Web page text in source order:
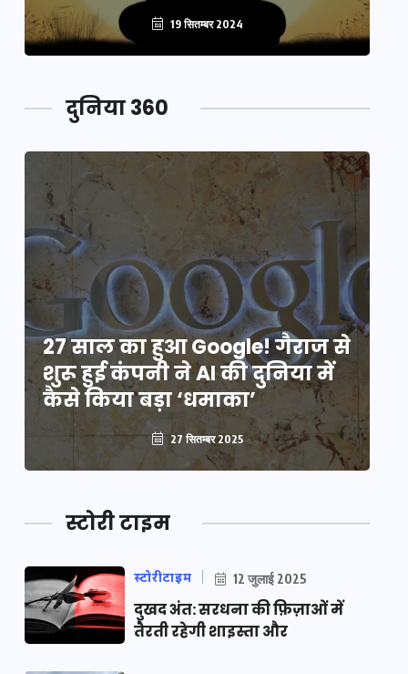
19 सितम्बर 2024
दुनिया 360
27 साल का हुआ Google! गैराज से
शुरू हुई कंपनी ने AI की दुनिया में
कैसे किया बड़ा ‘धमाका’
27 सितम्बर 2025
स्टोरी टाइम
स्टोरीटाइम 12 जुलाई 2025
दुखद अंत: सरधना की फ़िज़ाओं में
तैरती रहेगी शाइस्ता और